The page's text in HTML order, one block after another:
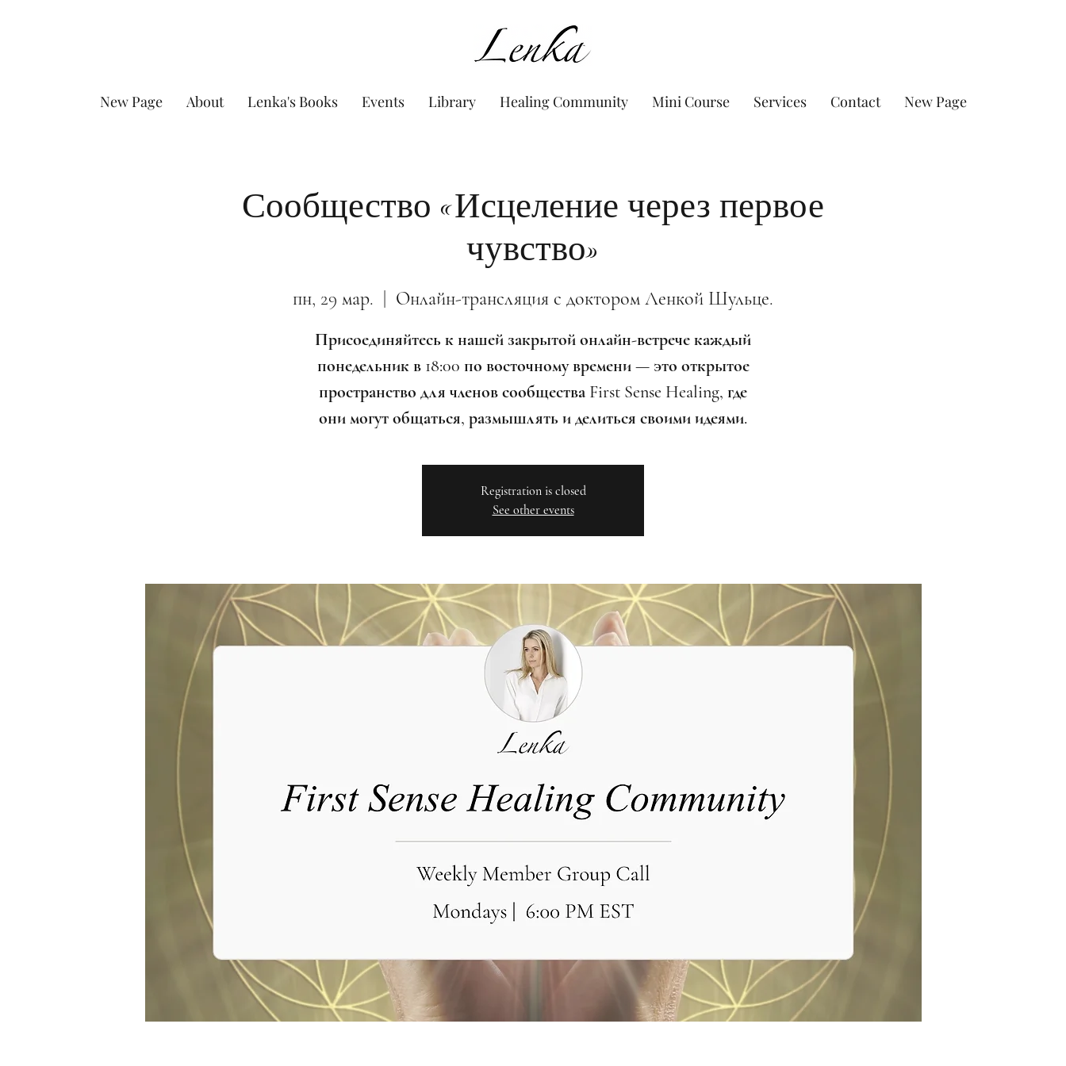
www.Lenka.org
New Page About Lenka's Books Events Library Healing Community Mini Course Services Contact New Page
Сообщество «Исцеление через первое
чувство»
пн, 29 мар. Онлайн-трансляция с доктором Ленкой Шульце.
Присоединяйтесь к нашей закрытой онлайн-встрече каждый
понедельник в 18:00 по восточному времени — это открытое
пространство для членов сообщества First Sense Healing, где
они могут общаться, размышлять и делиться своими идеями.
Registration is closed
See other events